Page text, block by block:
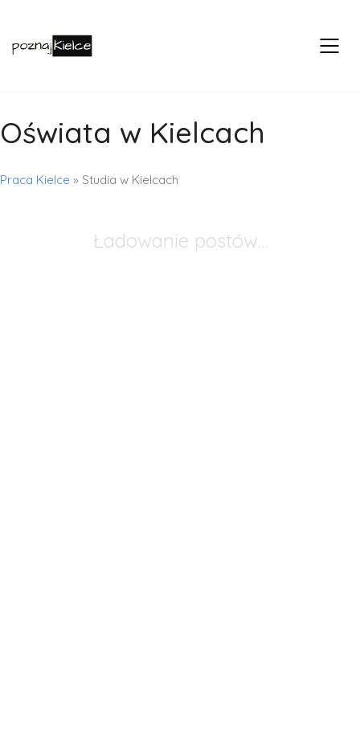
Oświata w Kielcach
Praca Kielce » Studia w Kielcach
Ładowanie postów...